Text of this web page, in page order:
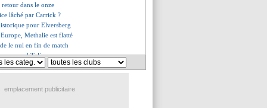
retour dans le onze
lâché par Carrick ?
pour Elversberg
Methalie est flatté
le nul en fin de match
Tolisso
reste à Naples (officiel)
égale Henry et De Bruyne
emplacement publicitaire